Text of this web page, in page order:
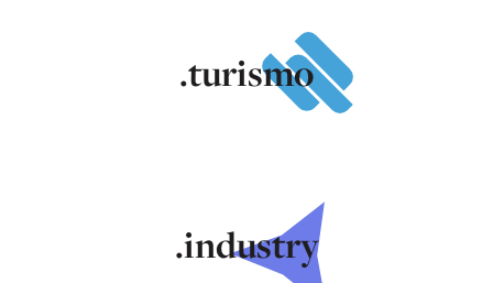
.turismo
.industry